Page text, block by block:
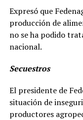
Expresó que
producción de
no se ha podido
nacional.
Secuestros
El presidente de
situación de
productores